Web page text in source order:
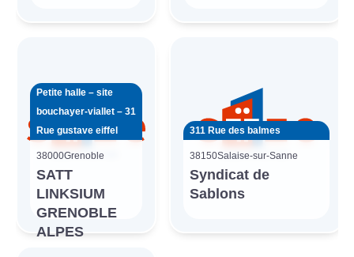
Petite halle – site
bouchayer-viallet – 31
Rue gustave eiffel
38000Grenoble
SATT
LINKSIUM
GRENOBLE
ALPES
311 Rue des balmes
38150Salaise-sur-Sanne
Syndicat de
Sablons